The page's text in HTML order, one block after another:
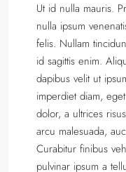
Ut id nulla mauris.
nulla ipsum
felis. Nullam
id sagittis enim.
dapibus velit ut
imperdiet diam,
dolor, a ultrices
arcu malesuada,
Curabitur finibus
pulvinar ipsum a